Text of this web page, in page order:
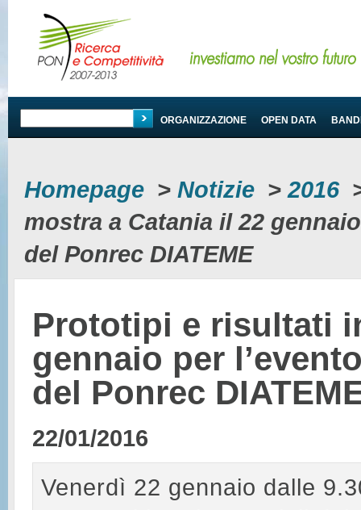
PROGRAMMA ORGANIZZAZIONE OPEN DATA
Homepage > Notizie >2016
mostra a Catania il 22
del Ponrec DIATEME
Prototipi e risultati
gennaio per
del Ponrec
22/01/2016
Venerdì 22 gennaio dalle